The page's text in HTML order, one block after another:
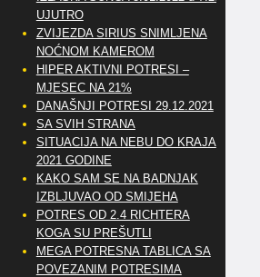
UJUTRO
ZVIJEZDA SIRIUS SNIMLJENA
NOĆNOM KAMEROM
HIPER AKTIVNI POTRESI –
MJESEC NA 21%
DANAŠNJI POTRESI 29.12.2021
SA SVIH STRANA
SITUACIJA NA NEBU DO KRAJA
2021 GODINE
KAKO SAM SE NA BADNJAK
IZBLJUVAO OD SMIJEHA
POTRES OD 2.4 RICHTERA
KOGA SU PREŠUTLI
MEGA POTRESNA TABLICA SA
POVEZANIM POTRESIMA